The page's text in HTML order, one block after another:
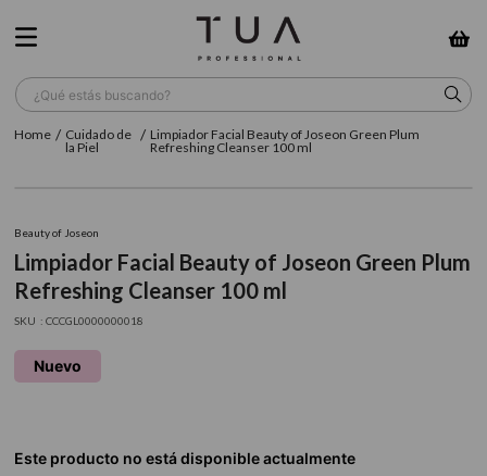
¿Qué estás buscando?
Cuidado de
la Piel
Limpiador Facial Beauty of Joseon Green Plum
Refreshing Cleanser 100 ml
Beauty of Joseon
Limpiador Facial Beauty of Joseon Green Plum
Refreshing Cleanser 100 ml
: CCCGL0000000018
Nuevo
TÉRMINOS MÁS BUSCADOS
2. sow
3. farmavita
shampoo
5. cepillo
6. gama
8. loreal